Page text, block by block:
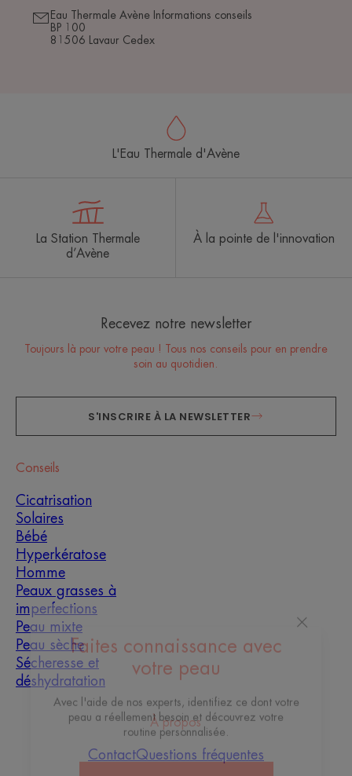
Eau Thermale Avène Informations conseils
BP 100
81506 Lavaur Cedex
Faites connaissance avec
Avec l'aide de nos experts, identifiez ce dont votre
peau a réellement besoin et découvrez votre
routine personnalisée.
L'Eau Thermale d'Avène
La Station Thermale
d’Avène
À la pointe de l'innovation
Recevez notre newsletter
Toujours là pour votre peau ! Tous nos conseils pour en prendre
soin au quotidien.
S'INSCRIRE À LA NEWSLETTER
Conseils
Cicatrisation
Solaires
Bébé
Hyperkératose
Homme
Peaux grasses à
imperfections
Peau mixte
Peau sèche
Sécheresse et
déshydratation
À propos
ContactQuestions fréquentes